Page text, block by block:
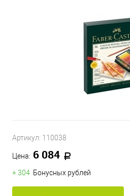
Артикул: 110038
Цена: 6 084
+ 304 Бонусных рублей